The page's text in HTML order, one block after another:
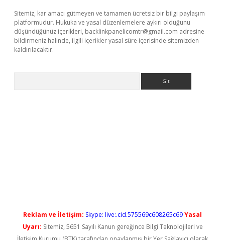
Sitemiz, kar amacı gütmeyen ve tamamen ücretsiz bir bilgi paylaşım
platformudur. Hukuka ve yasal düzenlemelere aykırı olduğunu
düşündüğünüz içerikleri, backlinkpanelicomtr@gmail.com adresine
bildirmeniz halinde, ilgili içerikler yasal süre içerisinde sitemizden
kaldırılacaktır.
Reklam ve İletişim: Skype: live:.cid.575569c608265c69Yasal
Uyarı: Sitemiz, 5651 Sayılı Kanun gereğince Bilgi Teknolojileri ve